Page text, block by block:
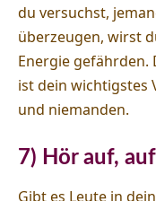
du versuchst,
überzeugen, wirst
Energie gefährden.
ist dein wichtigstes
und niemanden.
7) Hör auf,
Gibt es Leute in